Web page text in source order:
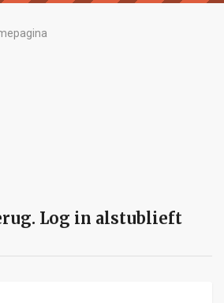
Log in alstublieft